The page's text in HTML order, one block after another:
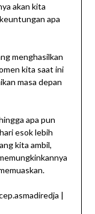
akan kita
apa
menghasilkan
kita saat ini
masa depan
apa pun
esok lebih
kita ambil,
|